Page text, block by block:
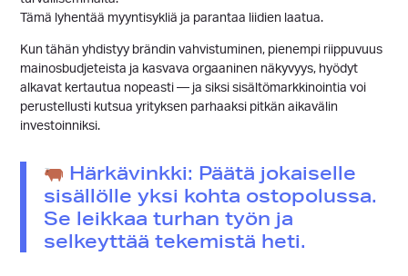
Tämä lyhentää myyntisykliä ja parantaa liidien laatua.
Kun tähän yhdistyy brändin vahvistuminen, pienempi riippuvuus
mainosbudjeteista ja kasvava orgaaninen näkyvyys, hyödyt
alkavat kertautua nopeasti — ja siksi sisältömarkkinointia voi
perustellusti kutsua yrityksen parhaaksi pitkän aikavälin
investoinniksi.
Härkävinkki: Päätä jokaiselle
sisällölle yksi kohta ostopolussa.
Se leikkaa turhan työn ja
selkeyttää tekemistä heti.